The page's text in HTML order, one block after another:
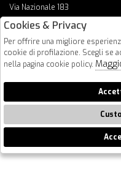
Via Nazionale 183
64026 Roseto Degli Abruzzi
info@bigbagshoponline.it
follow us
2026 BigBag - P.iva :
🍪
Cookies & Privacy
Per offrire una migliore
cookie di profilazione. Scegli se
nella pagina cookie policy.